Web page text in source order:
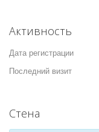
Активность
Дата регистрации
Последний визит
Стена